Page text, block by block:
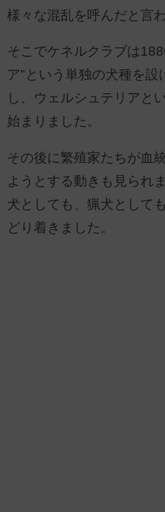
様々な混乱を呼んだと言
そこでケネルクラブは
ア"という単独の犬種を設
し、ウェルシュテリアと
始まりました。
その後に繁殖家たちが血
ようとする動きも見られ
犬としても、猟犬として
どり着きました。